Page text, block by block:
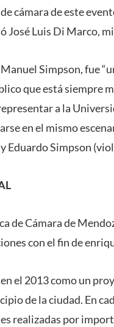
cámara de este
José Luis Di Marco,
Simpson, fue
que está siempre
a la
en el mismo
Eduardo Simpson
de Cámara de
con el fin de
el 2013 como un
de la ciudad. En
realizadas por